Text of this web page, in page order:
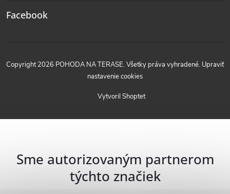
Facebook
Vytvoril Shoptet
Copyright 2026 POHODA NA TERASE. Všetky práva vyhradené. Upraviť
nastavenie cookies
Sme autorizovaným partnerom
týchto značiek